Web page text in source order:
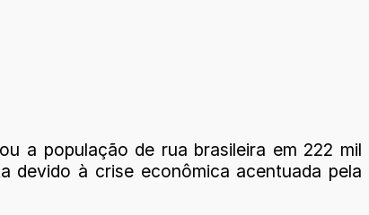
a população de rua brasileira em 222 mil
devido à crise econômica acentuada pela